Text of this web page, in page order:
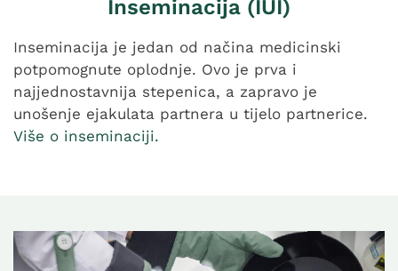
Inseminacija (IUI)
Inseminacija je jedan od načina medicinski
potpomognute oplodnje. Ovo je prva i
najjednostavnija stepenica, a zapravo je
unošenje ejakulata partnera u tijelo partnerice.
Više o inseminaciji.